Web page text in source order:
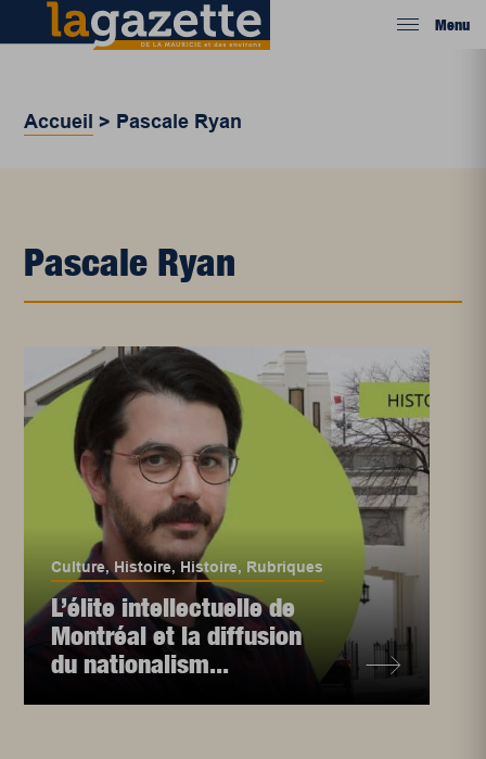
Menu
Accueil > Pascale Ryan
Pascale Ryan
Culture, Histoire,Histoire, Rubriques
L’élite intellectuelle de
Montréal et la diffusion
du nationalism...